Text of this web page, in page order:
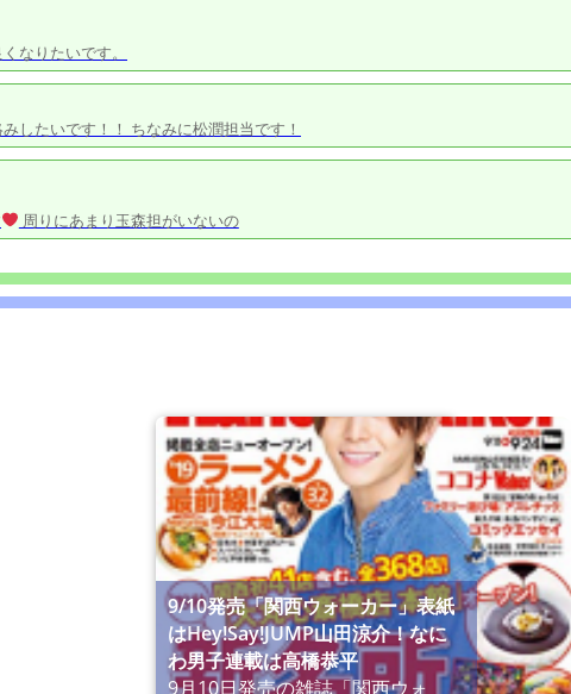
なりたいです。
したいです！！ ちなみに松潤担当です！
周りにあまり玉森担がいないの
9/10発売「関西ウォーカー」表紙
はHey!Say!JUMP山田涼介！なに
わ男子連載は高橋恭平
9月10日発売の雑誌「関西ウォ